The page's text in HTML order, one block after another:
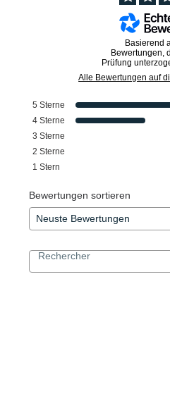
Basierend
Bewertungen,
Prüfung
Alle Bewertungen auf
5 Sterne
4 Sterne
3 Sterne
2 Sterne
1 Stern
Bewertungen sortieren